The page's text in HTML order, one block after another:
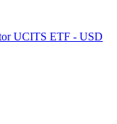
UCITS ETF - USD